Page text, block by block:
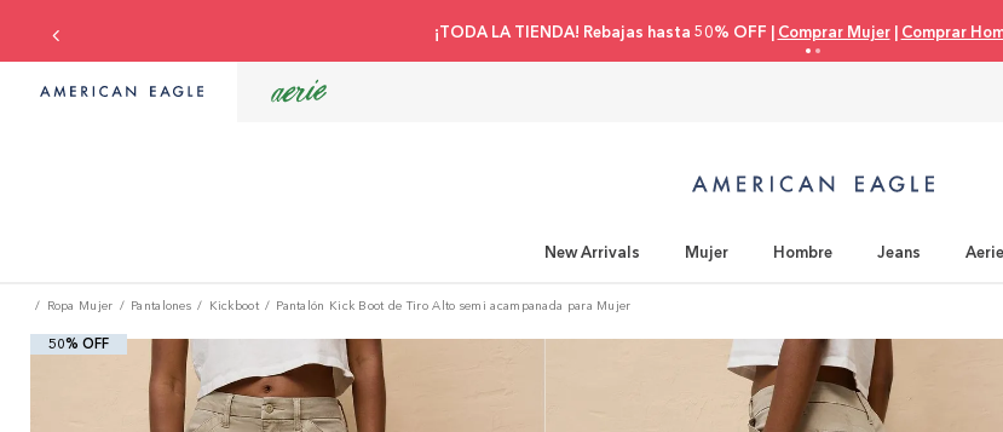
¡TODA LA TIENDA! Rebajas hasta 50% OFF | Comprar Mujer| Comprar
New Arrivals Mujer Hombre Jeans Aerie
Ropa Mujer Pantalones Kickboot Pantalón Kick Boot de Tiro Alto semi acampanada para Mujer
50% OFF